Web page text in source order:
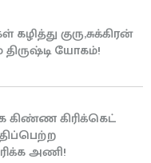
குரு,சுக்கிரன்
திருஷ்டி யோகம்!
கிண்ண கிரிக்கெட்
அணி!